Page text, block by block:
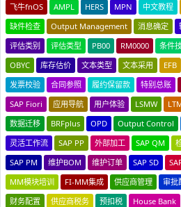
飞牛fnOS
AMPL HERS MPN 中文教程
缺件检查
Output Management 消息确定
评估类别
评估类型 PB00 RM0000 条件
OBYC
库存估价 文本类型 文本采用 EFB
发票校验
合同参照 履约保留款 特别总账
SAP Fiori
应用导航 用户体验 LSMW
数据迁移
BRFplus OPD Output Control
灵活工作流
SAP PP 外部加工 SAP QM
SAP PM
维护BOM 维护订单 SAP SD
MM模块培训
FI-MM集成 供应商管理 审批
财务配置
供应商税务 预扣税 House Bank